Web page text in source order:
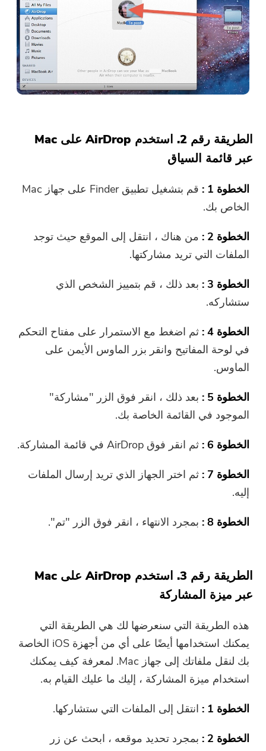
الطريقة رقم 2. استخدم AirDrop على Mac
عبر قائمة السياق
الخطوة 1 :
قم بتشغيل تطبيق Finder على جهاز Mac
الخاص بك.
الخطوة 2 :
من هناك ، انتقل إلى الموقع حيث توجد
الملفات التي تريد مشاركتها.
الخطوة 3 :
بعد ذلك ، قم بتمييز الشخص الذي
ستشاركه.
الخطوة 4 :
ثم اضغط مع الاستمرار على مفتاح التحكم
في لوحة المفاتيح وانقر بزر الماوس الأيمن على
الماوس.
الخطوة 5 :
بعد ذلك ، انقر فوق الزر "مشاركة"
الموجود في القائمة الخاصة بك.
الخطوة 6 : ثم انقر فوق AirDrop في قائمة المشاركة.
الخطوة 7 :
ثم اختر الجهاز الذي تريد إرسال الملفات
إليه.
الخطوة 8 : بمجرد الانتهاء ، انقر فوق الزر "تم".
الطريقة رقم 3. استخدم AirDrop على Mac
عبر ميزة المشاركة
هذه الطريقة التي سنعرضها لك هي الطريقة التي
يمكنك استخدامها أيضًا على أي من أجهزة iOS الخاصة
بك لنقل ملفاتك إلى جهاز Mac. لمعرفة كيف يمكنك
استخدام ميزة المشاركة ، إليك ما عليك القيام به.
الخطوة 1 : انتقل إلى الملفات التي ستشاركها.
الخطوة 2 :
بمجرد تحديد موقعه ، ابحث عن زر